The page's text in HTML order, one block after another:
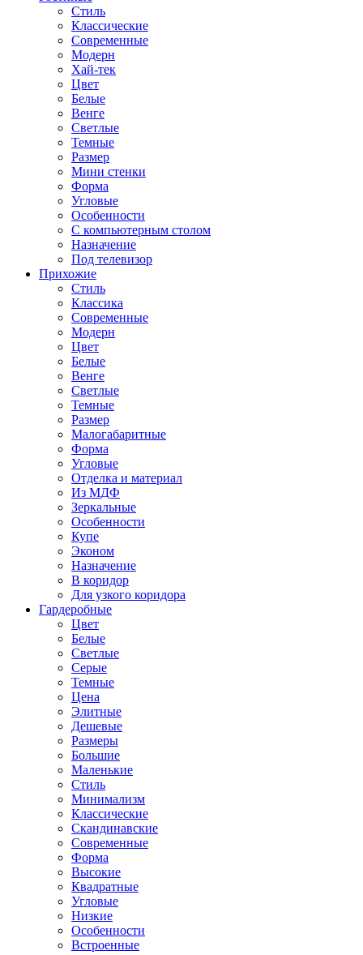
Стиль
Классические
Современные
Модерн
Хай-тек
Цвет
Белые
Венге
Светлые
Темные
Размер
Мини стенки
Форма
Угловые
Особенности
С компьютерным столом
Назначение
Под телевизор
Прихожие
Стиль
Классика
Современные
Модерн
Цвет
Белые
Венге
Светлые
Темные
Размер
Малогабаритные
Форма
Угловые
Отделка и материал
Из МДФ
Зеркальные
Особенности
Купе
Эконом
Назначение
В коридор
Для узкого коридора
Гардеробные
Цвет
Белые
Светлые
Серые
Темные
Цена
Элитные
Дешевые
Размеры
Большие
Маленькие
Стиль
Минимализм
Классические
Скандинавские
Современные
Форма
Высокие
Квадратные
Угловые
Низкие
Особенности
Встроенные